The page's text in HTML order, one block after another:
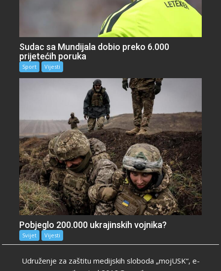
Sudac sa Mundijala dobio preko 6.000
prijetećih poruka
Sport Vijesti
Pobjeglo 200.000 ukrajinskih vojnika?
Svijet Vijesti
Udruženje za zaštitu medijskih sloboda „mojUSK“, e-